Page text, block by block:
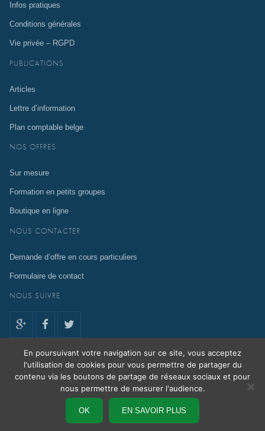
Infos pratiques
Conditions générales
Vie privée – RGPD
PUBLICATIONS
Articles
Lettre d’information
Plan comptable belge
NOS OFFRES
Sur mesure
Formation en petits groupes
Boutique en ligne
NOUS CONTACTER
Demande d’offre en cours particuliers
Formulaire de contact
NOUS SUIVRE
En poursuivant votre navigation sur ce site, vous acceptez l'utilisation de
cookies pour vous permettre de partager du contenu via les boutons de
partage de réseaux sociaux et pour nous permettre de mesurer
l'audience.En savoir plus .
En poursuivant votre navigation sur ce site, vous acceptez
l'utilisation de cookies pour vous permettre de partager du
contenu via les boutons de partage de réseaux sociaux et pour
nous permettre de mesurer l'audience.
OK EN SAVOIR PLUS